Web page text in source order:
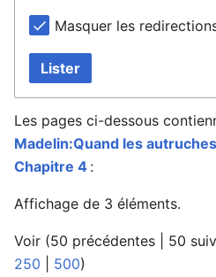
Masquer les
Lister
Les pages ci-dessous
Madelin:Quand les
Chapitre 4 :
Affichage de 3 éléments.
Voir (50 précédentes 50
250
500)